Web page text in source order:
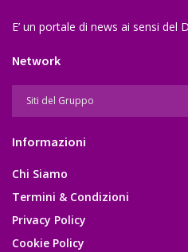
E’ un portale di news ai sensi del
Network
Informazioni
Chi Siamo
Termini & Condizioni
Privacy Policy
Cookie Policy